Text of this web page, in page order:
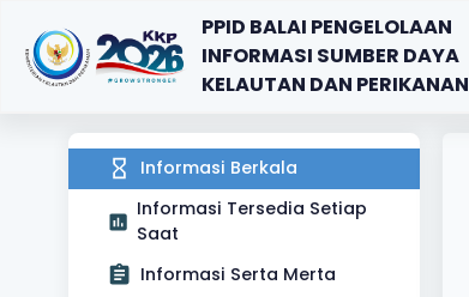
PPID BALAI PENGELOLAAN
INFORMASI SUMBER DAYA
KELAUTAN DAN PERIKANAN
Informasi Berkala
Informasi Tersedia Setiap
Saat
Informasi Serta Merta